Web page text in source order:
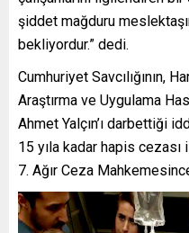
şiddet mağduru
bekliyordur.” dedi.
Cumhuriyet Savcılığının,
Araştırma ve Uygulama
Ahmet Yalçın’ı darbettiği
15 yıla kadar hapis cezası
7. Ağır Ceza